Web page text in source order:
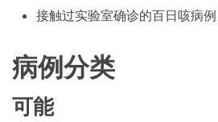
接触过实验室确诊的百日咳病例
病例分类
可能